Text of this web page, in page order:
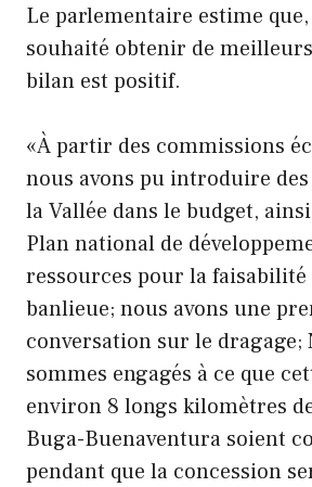
Le parlementaire estime
souhaité obtenir de
bilan est positif.
«À partir des commissions
nous avons pu introduire
la Vallée dans le budget,
Plan national de
ressources pour la
banlieue; nous avons une
conversation sur le dragage;
sommes engagés à ce que
environ 8 longs kilomètres
Buga-Buenaventura soient
pendant que la concession